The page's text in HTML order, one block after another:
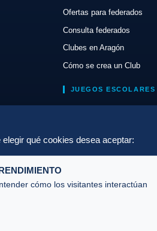
Ofertas para federados
Consulta federados
Clubes en Aragón
Cómo se crea un Club
JUEGOS ESCOLARES
qué cookies desea aceptar:
cómo los visitantes interactúan